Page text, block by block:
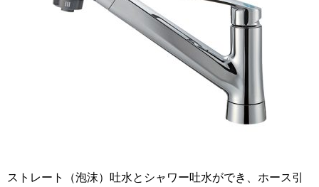
ストレート（泡沫）吐水とシャワー吐水ができ、ホース引